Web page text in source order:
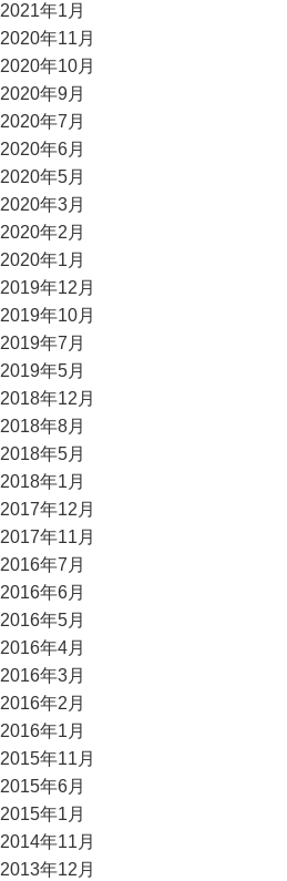
2021年1月
2020年11月
2020年10月
2020年9月
2020年7月
2020年6月
2020年5月
2020年3月
2020年2月
2020年1月
2019年12月
2019年10月
2019年7月
2019年5月
2018年12月
2018年8月
2018年5月
2018年1月
2017年12月
2017年11月
2016年7月
2016年6月
2016年5月
2016年4月
2016年3月
2016年2月
2016年1月
2015年11月
2015年6月
2015年1月
2014年11月
2013年12月